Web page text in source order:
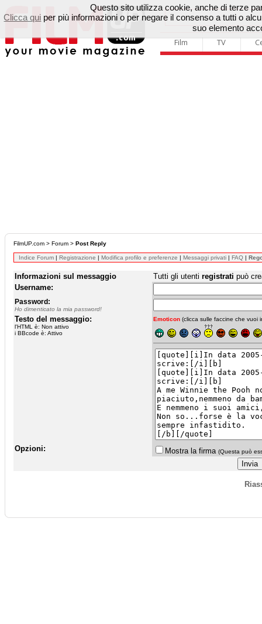
Film TV
FilmUP.com > Forum > Post Reply
Indice Forum | Registrazione | Modifica profilo e preferenze | Messaggi privati | FAQ |
Informazioni sul messaggio Tutti gli utenti registrati può
Username:
Password:
Ho dimenticato la mia password!
Testo del messaggio:
l'HTML è: Non attivo
i BBcode è: Attivo
Emoticon (clicca sulle faccine che vuoi
Opzioni: Mostra la firma (Questa può
Questo sito utilizza cookie, anche di terze
Clicca qui per più informazioni o per negare il consenso a tutti o
suo elemento